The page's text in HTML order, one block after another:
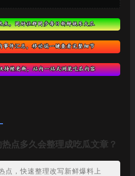
点多久会整理成吃瓜文章？
点，快速整理改写新鲜爆料上